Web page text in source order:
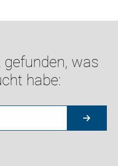
was
habe: